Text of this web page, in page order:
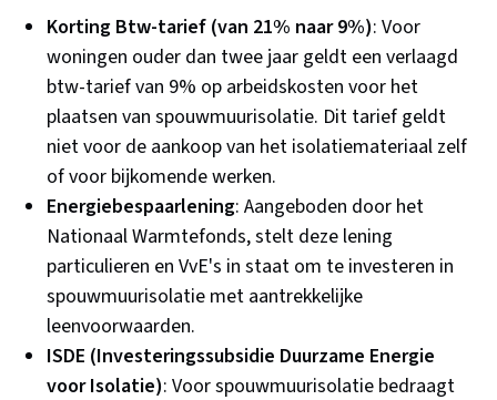
Korting Btw-tarief (van 21% naar 9%): Voor
woningen ouder dan twee jaar geldt een verlaagd
btw-tarief van 9% op arbeidskosten voor het
plaatsen van spouwmuurisolatie. Dit tarief geldt
niet voor de aankoop van het isolatiemateriaal zelf
of voor bijkomende werken.
Energiebespaarlening: Aangeboden door het
Nationaal Warmtefonds, stelt deze lening
particulieren en VvE's in staat om te investeren in
spouwmuurisolatie met aantrekkelijke
leenvoorwaarden.
ISDE (Investeringssubsidie Duurzame Energie
voor Isolatie): Voor spouwmuurisolatie bedraagt